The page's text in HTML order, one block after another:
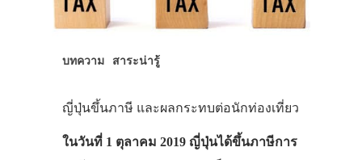
บทความ สาระน่ารู้
ญี่ปุ่นขึ้นภาษี และผลกระทบต่อนักท่องเที่ยว
ในวันที่ 1 ตุลาคม 2019 ญี่ปุ่นได้ขึ้นภาษีการ